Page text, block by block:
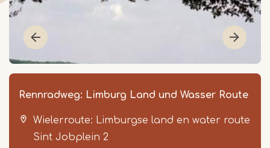
Rennradweg: Limburg Land und Wasser Route
Wielerroute: Limburgse land en water route
Sint Jobplein 2